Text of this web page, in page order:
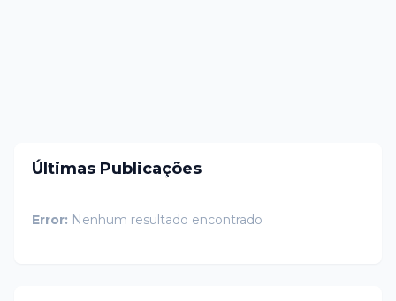
Últimas Publicações
Error: Nenhum resultado encontrado